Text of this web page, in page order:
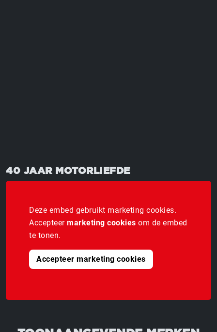
40 JAAR MOTORLIEFDE
Deze embed gebruikt marketing cookies.
Accepteer marketing cookies om de embed
te tonen.
Accepteer marketing cookies